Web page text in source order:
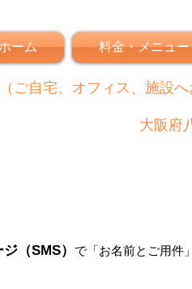
ーム 料金・メニュー
ご自宅、オフィス、施設
大阪府
（SMS） で 「お名前とご用件 」